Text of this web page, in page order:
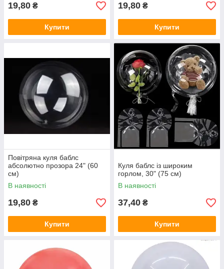
19,80 ₴
Купити
19,80 ₴
Купити
Повітряна куля баблс
абсолютно прозора 24" (60
см)
В наявності
19,80 ₴
Купити
Куля баблс із широким
горлом, 30" (75 см)
В наявності
37,40 ₴
Купити